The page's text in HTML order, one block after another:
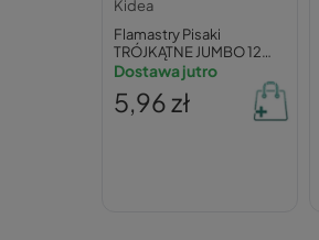
Kidea
Flamastry Pisaki
TRÓJKĄTNE JUMBO 12
Kolorów Kidea
Dostawa jutro
5,96 zł